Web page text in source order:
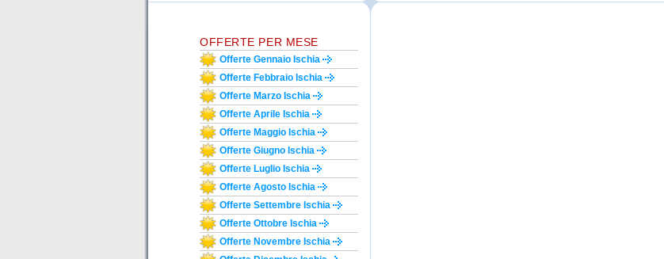
OFFERTE PER MESE
Offerte Gennaio Ischia
Offerte Febbraio Ischia
Offerte Marzo Ischia
Offerte Aprile Ischia
Offerte Maggio Ischia
Offerte Giugno Ischia
Offerte Luglio Ischia
Offerte Agosto Ischia
Offerte Settembre Ischia
Offerte Ottobre Ischia
Offerte Novembre Ischia